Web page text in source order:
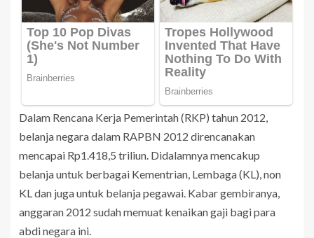
Dalam Rencana Kerja Pemerintah (RKP) tahun 2012,
belanja negara dalam RAPBN 2012 direncanakan
mencapai Rp1.418,5 triliun. Didalamnya mencakup
belanja untuk berbagai Kementrian, Lembaga (KL), non
KL dan juga untuk belanja pegawai. Kabar gembiranya,
anggaran 2012 sudah memuat kenaikan gaji bagi para
abdi negara ini.